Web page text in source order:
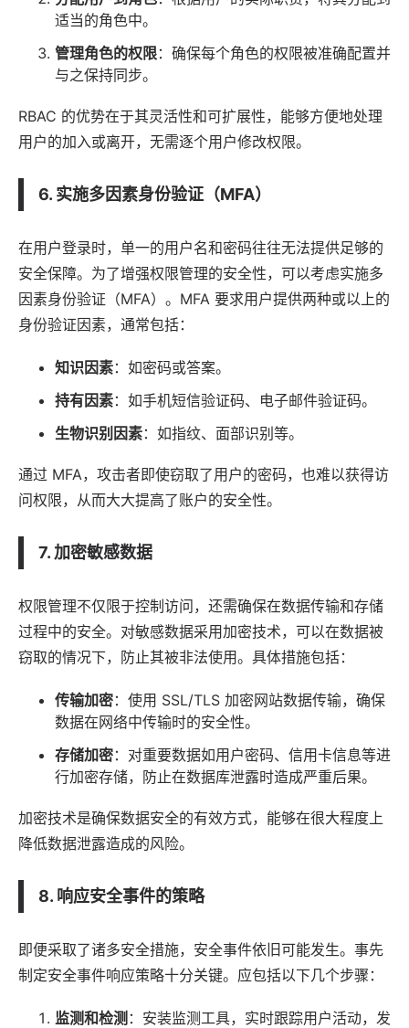
适当的角色中。
管理角色的权限：确保每个角色的权限被准确配置并
与之保持同步。
RBAC 的优势在于其灵活性和可扩展性，能够方便地处理
用户的加入或离开，无需逐个用户修改权限。
6. 实施多因素身份验证（MFA）
在用户登录时，单一的用户名和密码往往无法提供足够的
安全保障。为了增强权限管理的安全性，可以考虑实施多
因素身份验证（MFA）。MFA 要求用户提供两种或以上的
身份验证因素，通常包括：
知识因素：如密码或答案。
持有因素：如手机短信验证码、电子邮件验证码。
生物识别因素：如指纹、面部识别等。
通过 MFA，攻击者即使窃取了用户的密码，也难以获得访
问权限，从而大大提高了账户的安全性。
7. 加密敏感数据
权限管理不仅限于控制访问，还需确保在数据传输和存储
过程中的安全。对敏感数据采用加密技术，可以在数据被
窃取的情况下，防止其被非法使用。具体措施包括：
传输加密：使用 SSL/TLS 加密网站数据传输，确保
数据在网络中传输时的安全性。
存储加密：对重要数据如用户密码、信用卡信息等进
行加密存储，防止在数据库泄露时造成严重后果。
加密技术是确保数据安全的有效方式，能够在很大程度上
降低数据泄露造成的风险。
8. 响应安全事件的策略
即便采取了诸多安全措施，安全事件依旧可能发生。事先
制定安全事件响应策略十分关键。应包括以下几个步骤：
监测和检测 ：安装监测工具，实时跟踪用户活动，发